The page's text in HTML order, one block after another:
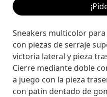
Sneakers multicolor
con piezas de serraje
victoria lateral y pieza
Cierre mediante doble
a juego con la pieza
con patín dentado de